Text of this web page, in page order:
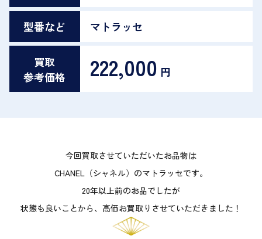
型番など マトラッセ
買取
参考価格
222,000 円
今回買取させていただいたお品物は
CHANEL（シャネル）のマトラッセです。
20年以上前のお品でしたが
状態も良いことから、高価お買取りさせていただきました！